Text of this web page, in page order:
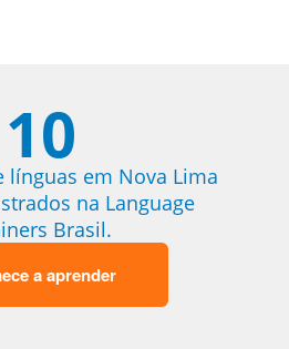
10
línguas em Nova Lima
na Language
Brasil.
a aprender